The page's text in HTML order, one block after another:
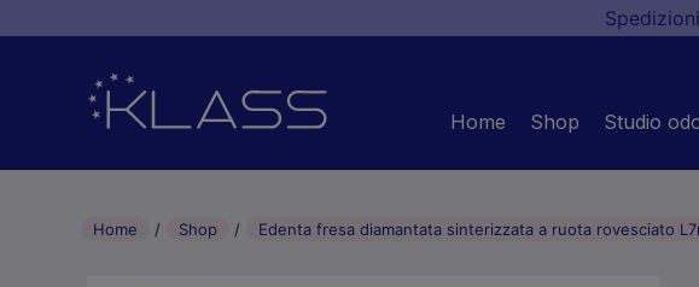
Home Shop Studio
Home Shop Edenta fresa diamantata sinterizzata a ruota rovesciato